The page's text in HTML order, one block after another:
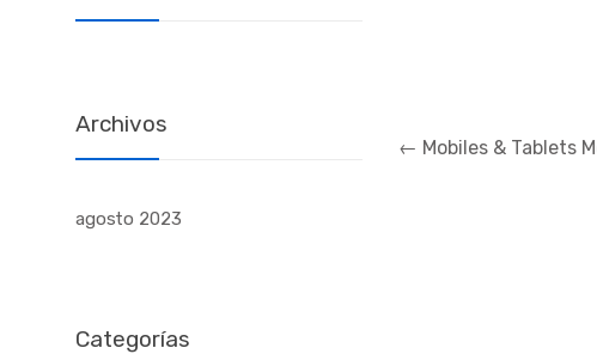
← Mobiles & Tablets
Archivos
agosto 2023
Categorías